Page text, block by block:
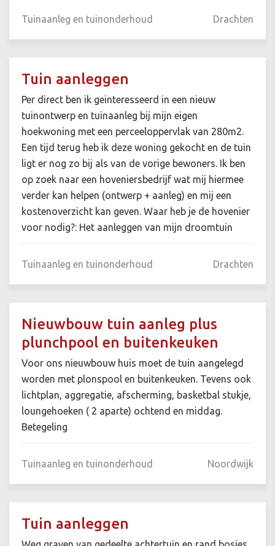
Tuinaanleg en tuinonderhoud Drachten
Tuin aanleggen
Per direct ben ik geinteresseerd in een nieuw
tuinontwerp en tuinaanleg bij mijn eigen
hoekwoning met een perceeloppervlak van 280m2.
Een tijd terug heb ik deze woning gekocht en de tuin
ligt er nog zo bij als van de vorige bewoners. Ik ben
op zoek naar een hoveniersbedrijf wat mij hiermee
verder kan helpen (ontwerp + aanleg) en mij een
kostenoverzicht kan geven. Waar heb je de hovenier
voor nodig?: Het aanleggen van mijn droomtuin
Tuinaanleg en tuinonderhoud Drachten
Nieuwbouw tuin aanleg plus
plunchpool en buitenkeuken
Voor ons nieuwbouw huis moet de tuin aangelegd
worden met plonspool en buitenkeuken. Tevens ook
lichtplan, aggregatie, afscherming, basketbal stukje,
loungehoeken ( 2 aparte) ochtend en middag.
Betegeling
Tuinaanleg en tuinonderhoud Noordwijk
Tuin aanleggen